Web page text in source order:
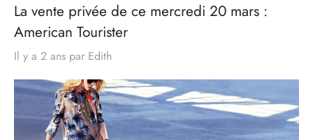
La vente privée de ce mercredi 20 mars :
American Tourister
Il y a 2 ans par Edith